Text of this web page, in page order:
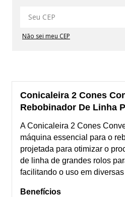
Não sei meu CEP
Conicaleira 2 Cones
Rebobinador De Linha
A Conicaleira 2 Cones
máquina essencial para o
projetada para otimizar o
de linha de grandes rolos
facilitando o uso em
Benefícios